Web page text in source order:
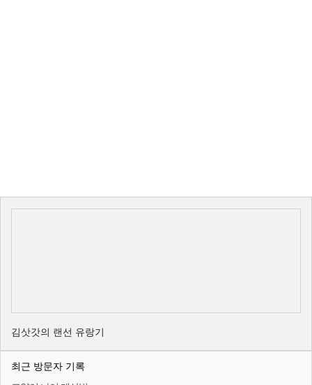
김삿갓의 랜선 유랑기
최근 방문자 기록